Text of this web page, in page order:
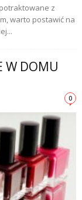
z
warto postawić na
W DOMU
0